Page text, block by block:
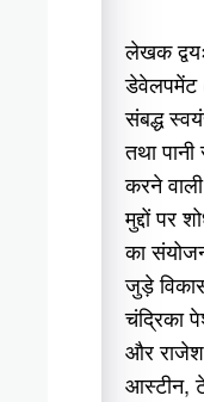
लेखक
डेवेलपमेंट
संबद्ध
तथा
करने
मुद्दों पर
का
जुड़े
चंद्रिका
और राजेश
आस्टीन,